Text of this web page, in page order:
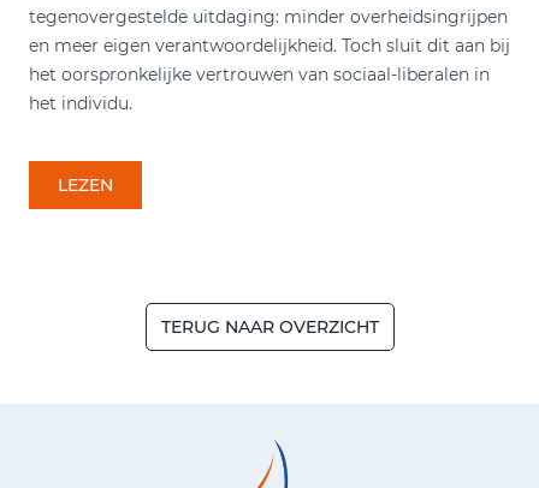
tegenovergestelde uitdaging: minder overheidsingrijpen
en meer eigen verantwoordelijkheid. Toch sluit dit aan bij
het oorspronkelijke vertrouwen van sociaal-liberalen in
het individu.
LEZEN
TERUG NAAR OVERZICHT